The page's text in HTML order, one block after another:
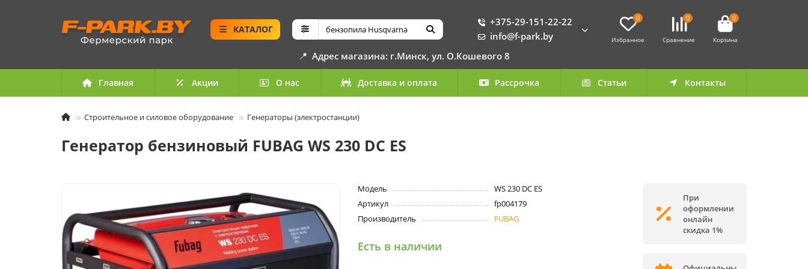
КАТАЛОГ
+375-29-151-22-22
info@f-park.by
0
Избранное
0
Сравнение
0
Корзина
📍 Адрес магазина: г.Минск, ул. О.Кошевого 8
Главная Акции О нас Доставка и оплата Рассрочка Статьи Контакты
Строительное и силовое оборудование Генераторы (электростанции)
Генератор бензиновый FUBAG WS 230 DC ES
Модель
WS 230 DC ES
Артикул
fp004179
Производитель
FUBAG
Есть в наличии
При
оформлении
онлайн
скидка 1%